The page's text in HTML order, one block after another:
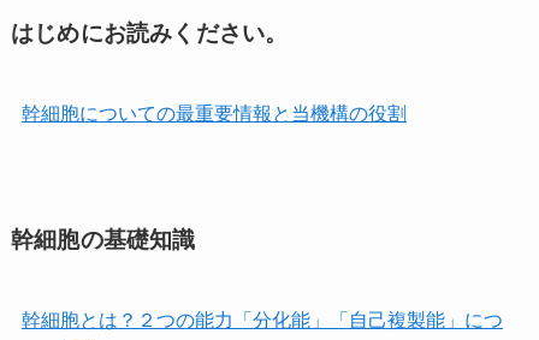
はじめにお読みください。
幹細胞についての最重要情報と当機構の役割
幹細胞の基礎知識
幹細胞とは？２つの能力「分化能」「自己複製能」につ